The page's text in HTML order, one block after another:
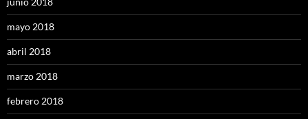
mayo 2018
abril 2018
marzo 2018
febrero 2018